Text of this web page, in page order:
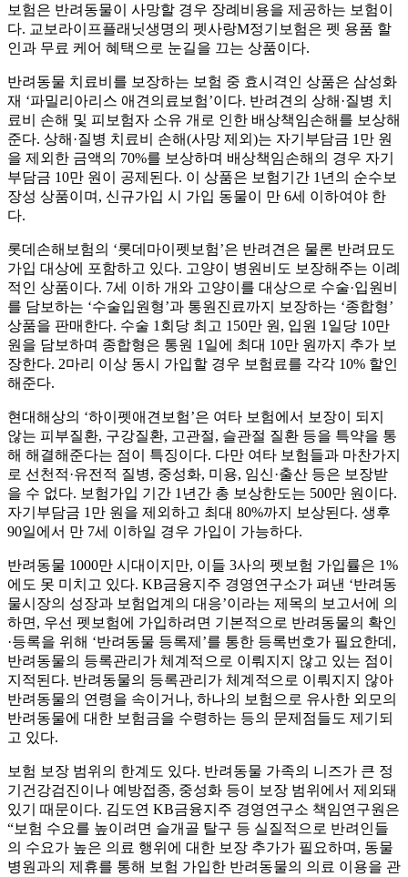
보험은 반려동물이 사망할 경우 장례비용을 제공하는 보험이
다. 교보라이프플래닛생명의 펫사랑M정기보험은 펫 용품 할
인과 무료 케어 혜택으로 눈길을 끄는 상품이다.
반려동물 치료비를 보장하는 보험 중 효시격인 상품은 삼성화
재 ‘파밀리아리스 애견의료보험’이다. 반려견의 상해·질병 치
료비 손해 및 피보험자 소유 개로 인한 배상책임손해를 보상해
준다. 상해·질병 치료비 손해(사망 제외)는 자기부담금 1만 원
을 제외한 금액의 70%를 보상하며 배상책임손해의 경우 자기
부담금 10만 원이 공제된다. 이 상품은 보험기간 1년의 순수보
장성 상품이며, 신규가입 시 가입 동물이 만 6세 이하여야 한
다.
롯데손해보험의 ‘롯데마이펫보험’은 반려견은 물론 반려묘도
가입 대상에 포함하고 있다. 고양이 병원비도 보장해주는 이례
적인 상품이다. 7세 이하 개와 고양이를 대상으로 수술·입원비
를 담보하는 ‘수술입원형’과 통원진료까지 보장하는 ‘종합형’
상품을 판매한다. 수술 1회당 최고 150만 원, 입원 1일당 10만
원을 담보하며 종합형은 통원 1일에 최대 10만 원까지 추가 보
장한다. 2마리 이상 동시 가입할 경우 보험료를 각각 10% 할인
해준다.
현대해상의 ‘하이펫애견보험’은 여타 보험에서 보장이 되지
않는 피부질환, 구강질환, 고관절, 슬관절 질환 등을 특약을 통
해 해결해준다는 점이 특징이다. 다만 여타 보험들과 마찬가지
로 선천적·유전적 질병, 중성화, 미용, 임신·출산 등은 보장받
을 수 없다. 보험가입 기간 1년간 총 보상한도는 500만 원이다.
자기부담금 1만 원을 제외하고 최대 80%까지 보상된다. 생후
90일에서 만 7세 이하일 경우 가입이 가능하다.
반려동물 1000만 시대이지만, 이들 3사의 펫보험 가입률은 1%
에도 못 미치고 있다. KB금융지주 경영연구소가 펴낸 ‘반려동
물시장의 성장과 보험업계의 대응’이라는 제목의 보고서에 의
하면, 우선 펫보험에 가입하려면 기본적으로 반려동물의 확인
·등록을 위해 ‘반려동물 등록제’를 통한 등록번호가 필요한데,
반려동물의 등록관리가 체계적으로 이뤄지지 않고 있는 점이
지적된다. 반려동물의 등록관리가 체계적으로 이뤄지지 않아
반려동물의 연령을 속이거나, 하나의 보험으로 유사한 외모의
반려동물에 대한 보험금을 수령하는 등의 문제점들도 제기되
고 있다.
보험 보장 범위의 한계도 있다. 반려동물 가족의 니즈가 큰 정
기건강검진이나 예방접종, 중성화 등이 보장 범위에서 제외돼
있기 때문이다. 김도연 KB금융지주 경영연구소 책임연구원은
“보험 수요를 높이려면 슬개골 탈구 등 실질적으로 반려인들
의 수요가 높은 의료 행위에 대한 보장 추가가 필요하며, 동물
병원과의 제휴를 통해 보험 가입한 반려동물의 의료 이용을 관